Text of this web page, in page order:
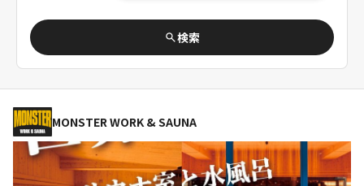
検索
MONSTER WORK & SAUNA